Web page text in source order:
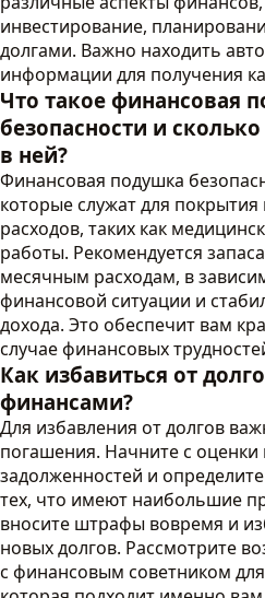
инвестирование,
долгами. Важно находить
информации для получения
Что такое финансовая
безопасности и
в ней?
Финансовая подушка
которые служат для
расходов, таких как
работы. Рекомендуется
месячным расходам, в
финансовой ситуации и
дохода. Это обеспечит вам
случае финансовых
Как избавиться от
финансами?
Для избавления от долгов
погашения. Начните с оценки
задолженностей и
тех, что имеют наибольшие
вносите штрафы вовремя и
новых долгов. Рассмотрите
с финансовым советником